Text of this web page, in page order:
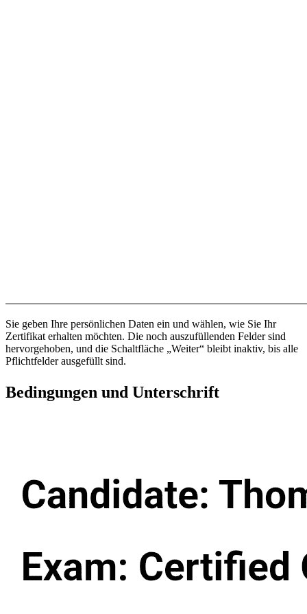
Sie geben Ihre persönlichen Daten ein und wählen, wie Sie Ihr
Zertifikat erhalten möchten. Die noch auszufüllenden Felder sind
hervorgehoben, und die Schaltfläche „Weiter“ bleibt inaktiv, bis alle
Pflichtfelder ausgefüllt sind.
Bedingungen und Unterschrift